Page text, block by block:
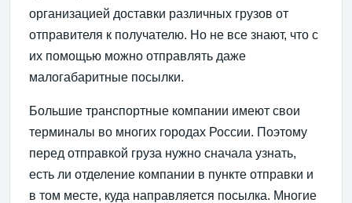
организацией доставки различных грузов от
отправителя к получателю. Но не все знают, что с
их помощью можно отправлять даже
малогабаритные посылки.
Большие транспортные компании имеют свои
терминалы во многих городах России. Поэтому
перед отправкой груза нужно сначала узнать,
есть ли отделение компании в пункте отправки и
в том месте, куда направляется посылка. Многие